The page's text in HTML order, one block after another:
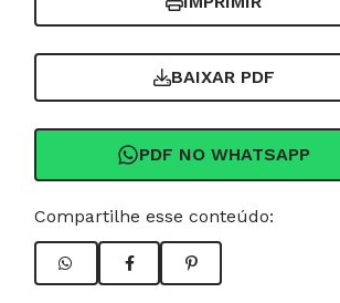
BAIXAR PDF
PDF NO WHATSAPP
Compartilhe esse conteúdo: